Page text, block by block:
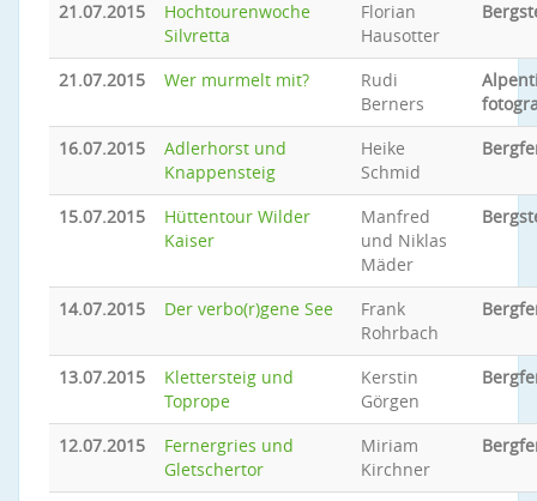
21.07.2015
Hochtourenwoche
Silvretta
Florian
Hausotter
21.07.2015 Wer murmelt mit?
Rudi
Berners
16.07.2015
Adlerhorst und
Knappensteig
Heike
Schmid
15.07.2015
Hüttentour Wilder
Kaiser
Manfred
und Niklas
Mäder
14.07.2015 Der verbo(r)gene See
Frank
Rohrbach
13.07.2015
Klettersteig und
Toprope
Kerstin
Görgen
12.07.2015
Fernergries und
Gletschertor
Miriam
Kirchner